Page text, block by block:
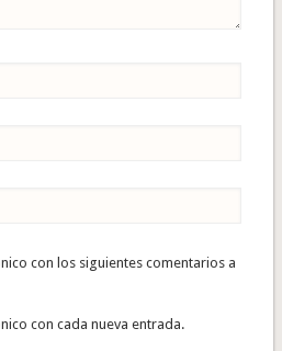
con los siguientes comentarios a
con cada nueva entrada.